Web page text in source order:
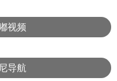
视频
导航